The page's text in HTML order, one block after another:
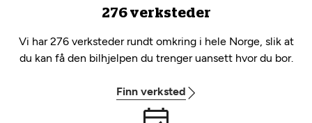
276 verksteder
Vi har 276 verksteder rundt omkring i hele Norge, slik at
du kan få den bilhjelpen du trenger uansett hvor du bor.
Finn verksted